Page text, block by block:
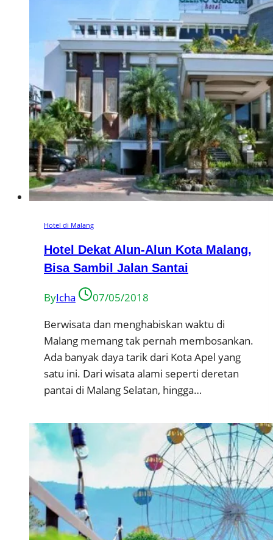
Hotel di Malang
Hotel Dekat Alun-Alun Kota Malang,
Bisa Sambil Jalan Santai
ByIcha
07/05/2018
Berwisata dan menghabiskan waktu di
Malang memang tak pernah membosankan.
Ada banyak daya tarik dari Kota Apel yang
satu ini. Dari wisata alami seperti deretan
pantai di Malang Selatan, hingga…